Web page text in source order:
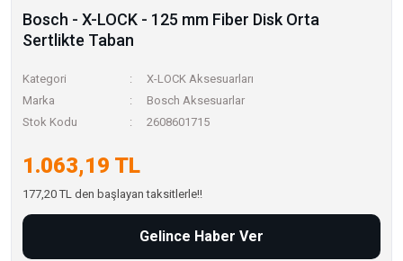
Bosch - X-LOCK - 125 mm Fiber Disk Orta
Sertlikte Taban
Kategori
X-LOCK Aksesuarları
Marka
Bosch Aksesuarlar
Stok Kodu
2608601715
1.063,19 TL
177,20 TL den başlayan taksitlerle!!
Gelince Haber Ver